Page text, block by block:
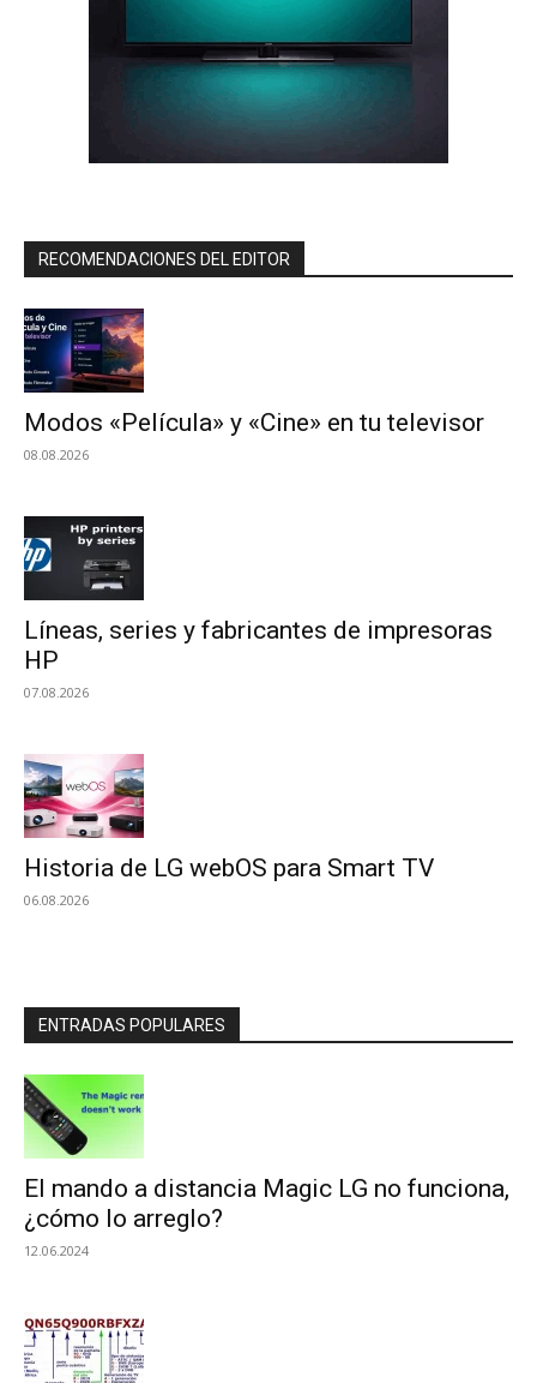
RECOMENDACIONES DEL EDITOR
Modos «Película» y «Cine» en tu televisor
08.08.2026
Líneas, series y fabricantes de impresoras
HP
07.08.2026
Historia de LG webOS para Smart TV
06.08.2026
ENTRADAS POPULARES
El mando a distancia Magic LG no funciona,
¿cómo lo arreglo?
12.06.2024